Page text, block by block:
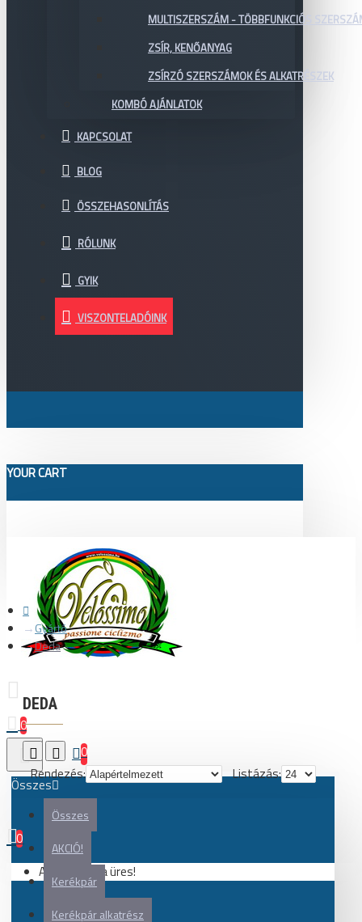
MULTISZERSZÁM - TÖBBFUNKCIÓS
ZSÍR, KENŐANYAG
ZSÍRZÓ SZERSZÁMOK ÉS ALKATRÉSZEK
KOMBÓ AJÁNLATOK
KAPCSOLAT
BLOG
ÖSSZEHASONLÍTÁS
RÓLUNK
GYIK
VISZONTELADÓINK
YOUR CART
0
Összes
Összes
AKCIÓ!
Kerékpár
Kerékpár alkatrész
0
Az Ön kosara üres!
Gyártó
Deda
DEDA
0
Rendezés:
Listázás: